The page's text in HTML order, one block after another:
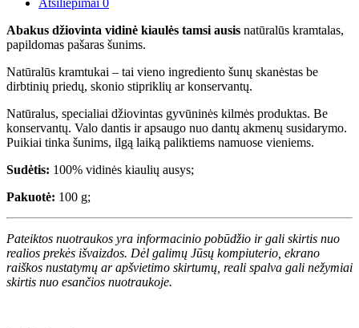
Abakus džiovinta vidinė kiaulės tamsi ausis natūralūs kramtalas,
papildomas pašaras šunims.
Natūralūs kramtukai – tai vieno ingrediento šunų skanėstas be
dirbtinių priedų, skonio stipriklių ar konservantų.
Natūralus, specialiai džiovintas gyvūninės kilmės produktas. Be
konservantų. Valo dantis ir apsaugo nuo dantų akmenų susidarymo.
Puikiai tinka šunims, ilgą laiką paliktiems namuose vieniems.
Sudėtis: 100% vidinės kiaulių ausys;
Pakuotė: 100 g;
Pateiktos nuotraukos yra informacinio pobūdžio ir gali skirtis nuo
realios prekės išvaizdos. Dėl galimų Jūsų kompiuterio, ekrano
raiškos nustatymų ar apšvietimo skirtumų, reali spalva gali nežymiai
skirtis nuo esančios nuotraukoje.